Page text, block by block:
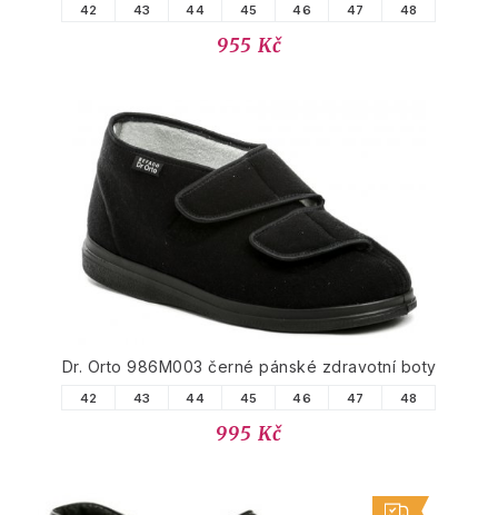
42 43 44 45 46 47 48
955 Kč
Dr. Orto 986M003 černé pánské zdravotní boty
42 43 44 45 46 47 48
995 Kč